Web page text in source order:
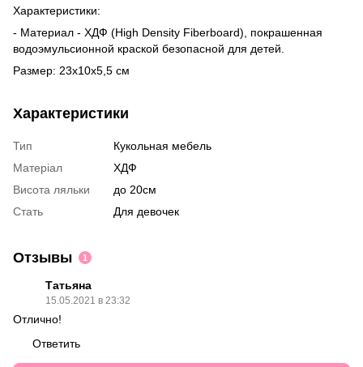
Характеристики:
- Материал - ХДФ (High Density Fiberboard), покрашенная
водоэмульсионной краской безопасной для детей.
Размер: 23х10х5,5 см
Характеристики
Тип
Кукольная мебель
Матеріал
ХДФ
Висота ляльки
до 20см
Стать
Для девочек
Отзывы 1
Татьяна
15.05.2021 в 23:32
Отлично!
Ответить